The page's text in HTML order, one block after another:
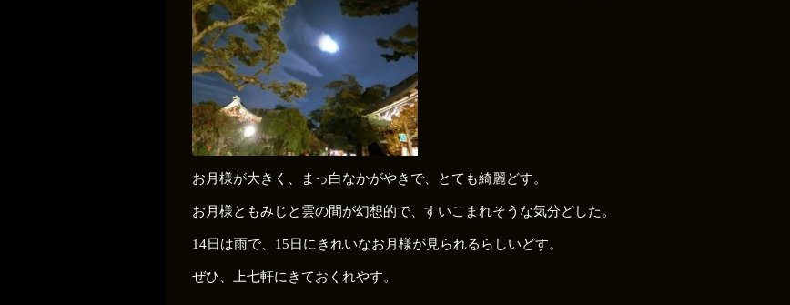
お月様が大きく、まっ白なかがやきで、とても綺麗どす。
お月様ともみじと雲の間が幻想的で、すいこまれそうな気分どした。
14日は雨で、15日にきれいなお月様が見られるらしいどす。
ぜひ、上七軒にきておくれやす。